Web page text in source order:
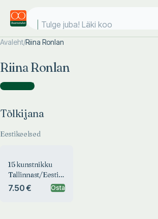
Tulge juba! Läki kool
Avaleht/Riina Ronlan
Riina Ronlan
Tõlkijana )
Tõlkijana
Eestikeelsed
15 kunstnikku
Tallinnast/Eestist.
15 konstnärer
7.50 € Osta